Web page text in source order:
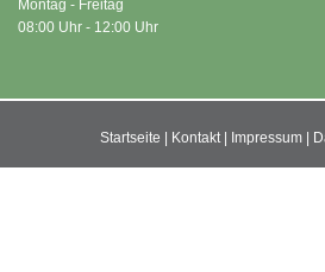
Montag - Freitag
08:00 Uhr - 12:00 Uhr
Startseite Kontakt| Impressum